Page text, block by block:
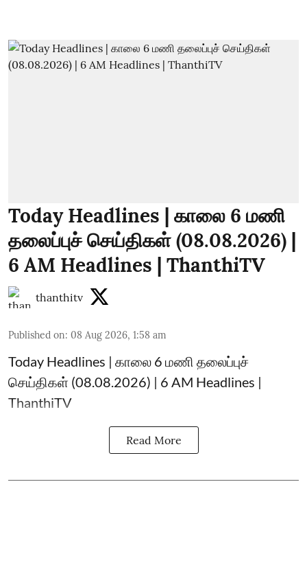
Today Headlines | காலை 6 மணி
தலைப்புச் செய்திகள் (08.08.2026) |
6 AM Headlines | ThanthiTV
thanthitv
Published on: 08 Aug 2026, 1:58 am
Today Headlines | காலை 6 மணி தலைப்புச்
செய்திகள் (08.08.2026) | 6 AM Headlines |
ThanthiTV
Read More